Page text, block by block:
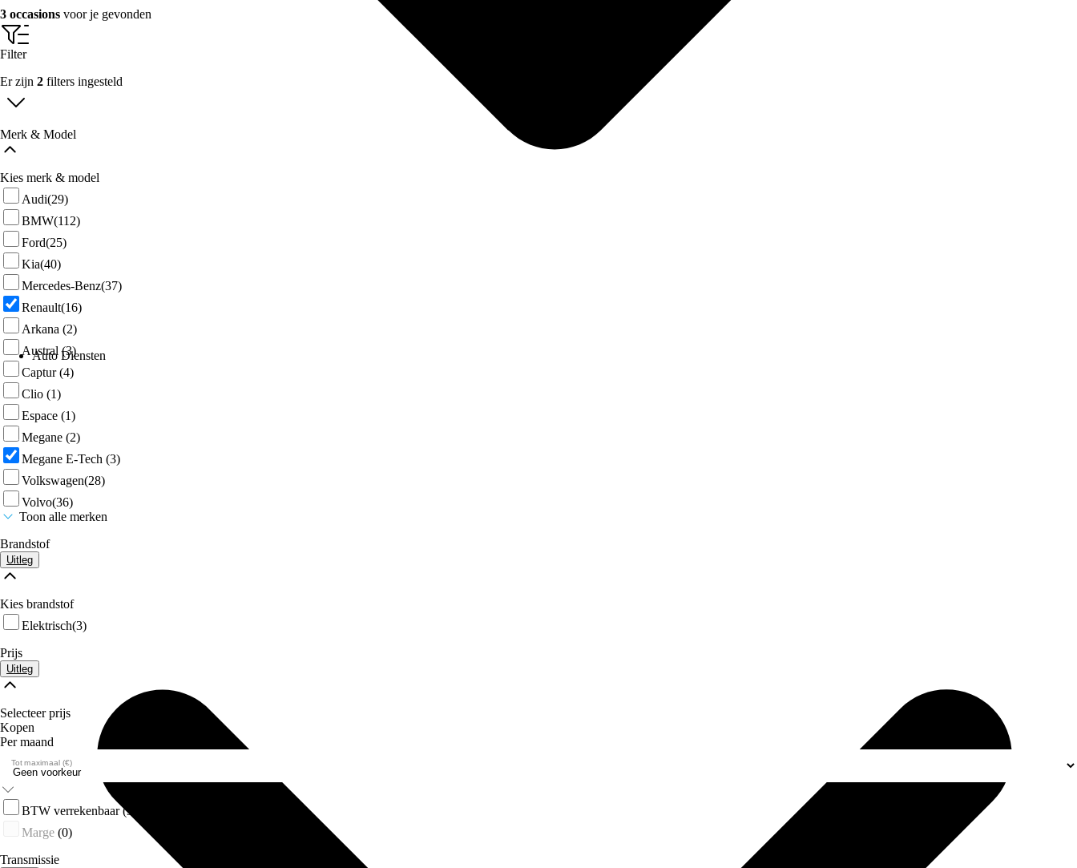
Auto Diensten
3 occasions voor je gevonden
Filter
Er zijn 2 filters ingesteld
Merk & Model
Kies merk & model
Audi(29)
BMW(112)
Ford(25)
Kia(40)
Mercedes-Benz(37)
Renault(16)
Arkana (2)
Austral (3)
Captur(4)
Clio (1)
Espace (1)
Megane (2)
Megane E-Tech (3)
Volkswagen(28)
Volvo(36)
Toon alle merken
Brandstof
Uitleg
Kies brandstof
Elektrisch(3)
Prijs
Uitleg
Selecteer prijs
Kopen
Per maand
Tot maximaal (€)
BTW verrekenbaar(3)
Marge (0)
Transmissie